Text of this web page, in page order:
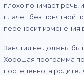
плохо понимает речь,
плачет без понятной
переносит изменения
Занятия не должны
Хорошая программа
постепенно, а